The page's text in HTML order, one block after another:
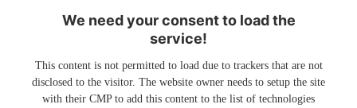
We need your consent to load the
service!
This content is not permitted to load due to trackers that are not
disclosed to the visitor. The website owner needs to setup the site
with their CMP to add this content to the list of technologies